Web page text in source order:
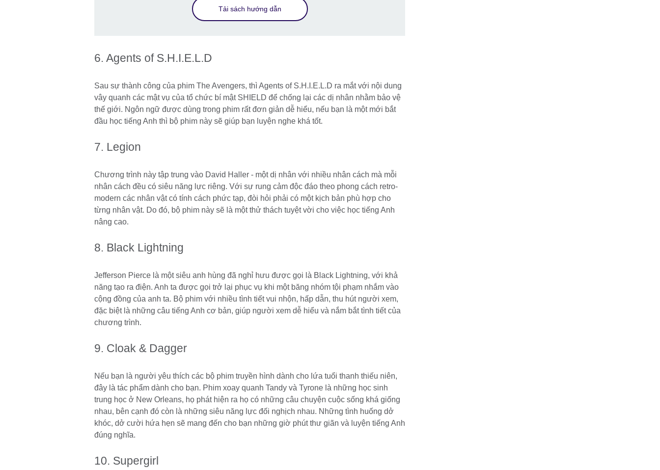
Tải sách hướng dẫn
6. Agents of S.H.I.E.L.D
Sau sự thành công của phim The Avengers, thì Agents of S.H.I.E.L.D ra mắt với nội dung
vây quanh các mật vụ của tổ chức bí mật SHIELD để chống lại các dị nhân nhằm bảo vệ
thế giới. Ngôn ngữ được dùng trong phim rất đơn giản dễ hiểu, nếu bạn là một mới bắt
đầu học tiếng Anh thì bộ phim này sẽ giúp bạn luyện nghe khá tốt.
7. Legion
Chương trình này tập trung vào David Haller - một dị nhân với nhiều nhân cách mà mỗi
nhân cách đều có siêu năng lực riêng. Với sự rung cảm độc đáo theo phong cách retro-
modern các nhân vật có tính cách phức tạp, đòi hỏi phải có một kịch bản phù hợp cho
từng nhân vật. Do đó, bộ phim này sẽ là một thử thách tuyệt vời cho việc học tiếng Anh
nâng cao.
8. Black Lightning
Jefferson Pierce là một siêu anh hùng đã nghỉ hưu được gọi là Black Lightning, với khả
năng tạo ra điện. Anh ta được gọi trở lại phục vụ khi một băng nhóm tội phạm nhắm vào
cộng đồng của anh ta. Bộ phim với nhiều tình tiết vui nhộn, hấp dẫn, thu hút người xem,
đặc biệt là những câu tiếng Anh cơ bản, giúp người xem dễ hiểu và nắm bắt tình tiết của
chương trình.
9. Cloak & Dagger
Nếu bạn là người yêu thích các bộ phim truyền hình dành cho lứa tuổi thanh thiếu niên,
đây là tác phẩm dành cho bạn. Phim xoay quanh Tandy và Tyrone là những học sinh
trung học ở New Orleans, họ phát hiện ra họ có những câu chuyện cuộc sống khá giống
nhau, bên cạnh đó còn là những siêu năng lực đối nghịch nhau. Những tình huống dở
khóc, dở cười hứa hẹn sẽ mang đến cho bạn những giờ phút thư giãn và luyện tiếng Anh
đúng nghĩa.
10. Supergirl